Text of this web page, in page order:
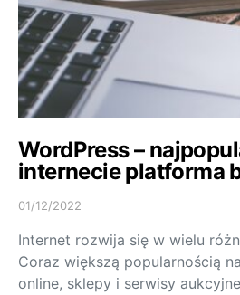
WordPress –
internecie platforma
01/12/2022
Internet rozwija się w wielu
Coraz większą popularnością
online, sklepy i serwisy